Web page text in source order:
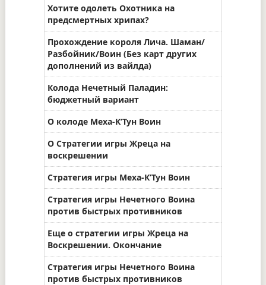
Хотите одолеть Охотника на
предсмертных хрипах?
Прохождение короля Лича. Шаман/
Разбойник/Воин (Без карт других
дополнений из вайлда)
Колода Нечетный Паладин:
бюджетный вариант
О колоде Меха-К’Тун Воин
О Стратегии игры Жреца на
воскрешении
Стратегия игры Меха-К’Тун Воин
Стратегия игры Нечетного Воина
против быстрых противников
Еще о стратегии игры Жреца на
Воскрешении. Окончание
Стратегия игры Нечетного Воина
против быстрых противников